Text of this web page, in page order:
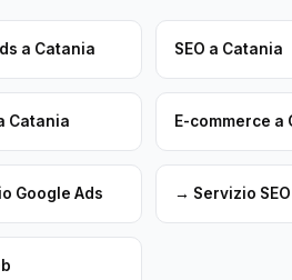
a Catania SEO a Catania
Catania E-commerce a
Google Ads → Servizio SEO